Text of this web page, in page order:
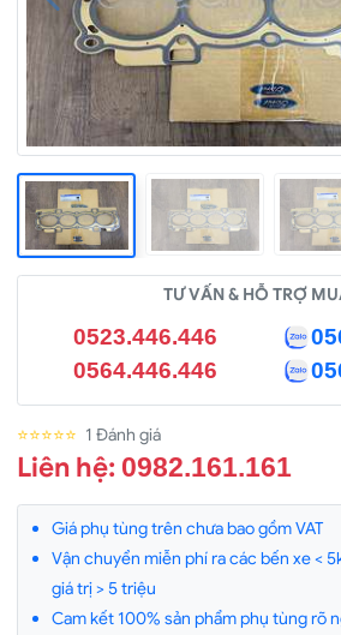
TƯ VẤN & HỖ TRỢ
0523.446.446
0564.446.446
⭐⭐⭐⭐⭐ 1 Đánh giá
Liên hệ: 0982.161.161
Giá phụ tùng trên chưa bao gồm VAT
Vận chuyển miễn phí ra các bến xe <
giá trị > 5 triệu
Cam kết 100% sản phẩm phụ tùng rõ